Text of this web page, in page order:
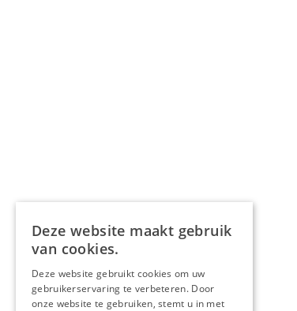
Deze website maakt gebruik
van cookies.
Deze website gebruikt cookies om uw
gebruikerservaring te verbeteren. Door
onze website te gebruiken, stemt u in met